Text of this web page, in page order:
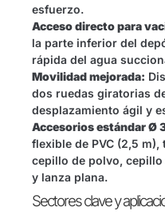
esfuerzo.
Acceso directo para
la parte inferior del
rápida del agua
Movilidad mejorada:
dos ruedas giratorias
desplazamiento ágil y
Accesorios estándar Ø
flexible de PVC (2,5
cepillo de polvo,
y lanza plana.
Sectores clave y